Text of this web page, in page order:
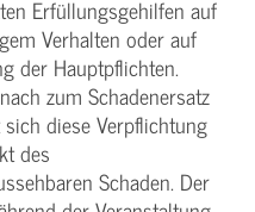
Erfüllungsgehilfen auf
Verhalten oder auf
der Hauptpflichten.
zum Schadenersatz
diese Verpflichtung
des
Schaden. Der